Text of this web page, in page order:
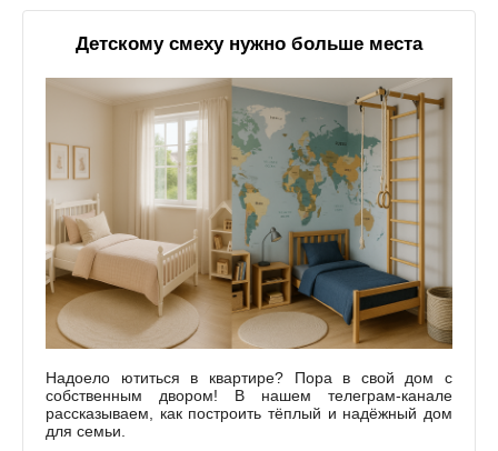
Детскому смеху нужно больше места
Надоело ютиться в квартире? Пора в свой дом с
собственным двором! В нашем телеграм-канале
рассказываем, как построить тёплый и надёжный дом
для семьи.